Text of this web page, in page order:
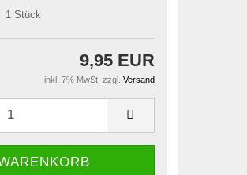
1 Stück
9,95 EUR
inkl. 7% MwSt. zzgl. Versand